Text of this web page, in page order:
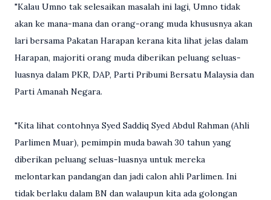
"Kalau Umno tak selesaikan masalah ini lagi, Umno tidak
akan ke mana-mana dan orang-orang muda khususnya akan
lari bersama Pakatan Harapan kerana kita lihat jelas dalam
Harapan, majoriti orang muda diberikan peluang seluas-
luasnya dalam PKR, DAP, Parti Pribumi Bersatu Malaysia dan
Parti Amanah Negara.
"Kita lihat contohnya Syed Saddiq Syed Abdul Rahman (Ahli
Parlimen Muar), pemimpin muda bawah 30 tahun yang
diberikan peluang seluas-luasnya untuk mereka
melontarkan pandangan dan jadi calon ahli Parlimen. Ini
tidak berlaku dalam BN dan walaupun kita ada golongan